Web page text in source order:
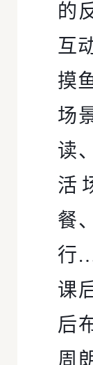
的
互
摸
场
读
活
餐
行
课
后
周